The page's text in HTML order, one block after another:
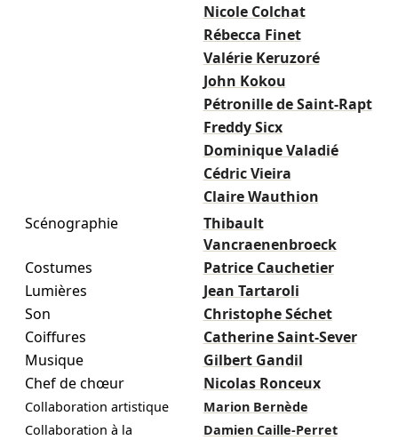
Nicole Colchat
Rébecca Finet
Valérie Keruzoré
John Kokou
Pétronille de Saint-Rapt
Freddy Sicx
Dominique Valadié
Cédric Vieira
Claire Wauthion
Scénographie
Thibault
Vancraenenbroeck
Costumes
Patrice Cauchetier
Lumières
Jean Tartaroli
Son
Christophe Séchet
Coiffures
Catherine Saint-Sever
Musique
Gilbert Gandil
Chef de chœur
Nicolas Ronceux
Collaboration artistique
Marion Bernède
Collaboration à la
Damien Caille-Perret